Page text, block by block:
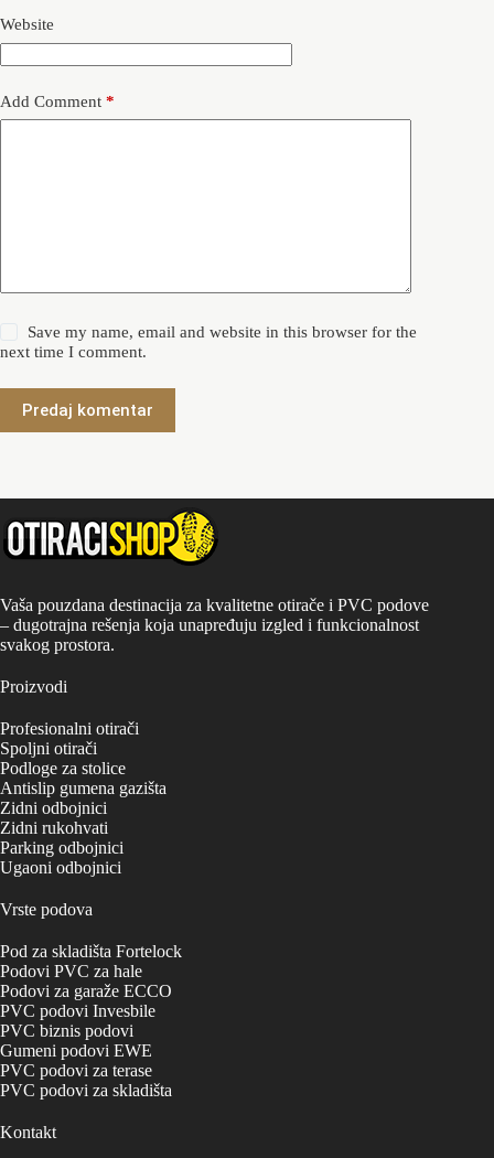
Website
Add Comment *
Save my name, email and website in this browser for the
next time I comment.
Predaj komentar
Vaša pouzdana destinacija za kvalitetne otirače i PVC podove
– dugotrajna rešenja koja unapređuju izgled i funkcionalnost
svakog prostora.
Proizvodi
Profesionalni otirači
Spoljni otirači
Podloge za stolice
Antislip gumena gazišta
Zidni odbojnici
Zidni rukohvati
Parking odbojnici
Ugaoni odbojnici
Vrste podova
Pod za skladišta Fortelock
Podovi PVC za hale
Podovi za garaže ECCO
PVC podovi Invesbile
PVC biznis podovi
Gumeni podovi EWE
PVC podovi za terase
PVC podovi za skladišta
Kontakt